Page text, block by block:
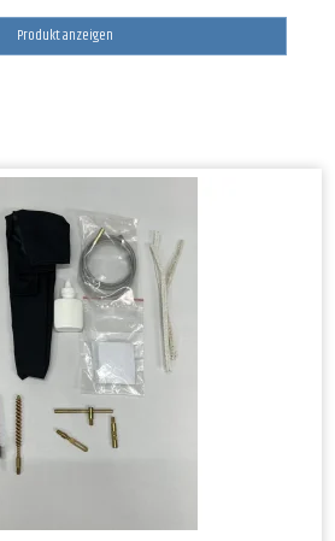
Produkt anzeigen